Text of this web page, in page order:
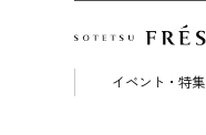
イベント・特集